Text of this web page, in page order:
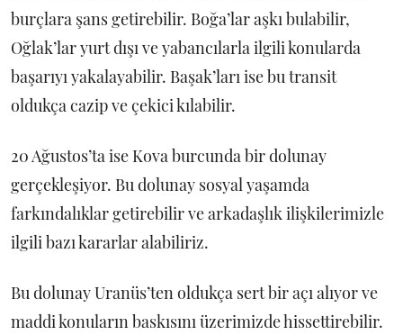
burçlara şans getirebilir. Boğa’lar aşkı bulabilir,
Oğlak’lar yurt dışı ve yabancılarla ilgili konularda
başarıyı yakalayabilir. Başak’ları ise bu transit
oldukça cazip ve çekici kılabilir.
20 Ağustos’ta ise Kova burcunda bir dolunay
gerçekleşiyor. Bu dolunay sosyal yaşamda
farkındalıklar getirebilir ve arkadaşlık ilişkilerimizle
ilgili bazı kararlar alabiliriz.
Bu dolunay Uranüs’ten oldukça sert bir açı alıyor ve
maddi konuların baskısını üzerimizde hissettirebilir.